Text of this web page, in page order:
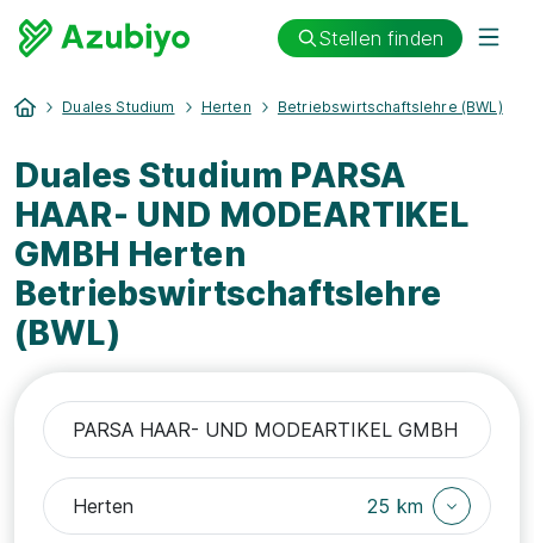
Stellen finden
Duales Studium Herten Betriebswirtschaftslehre (BWL)
Duales Studium PARSA
HAAR- UND MODEARTIKEL
GMBH Herten
Betriebswirtschaftslehre
(BWL)
25 km